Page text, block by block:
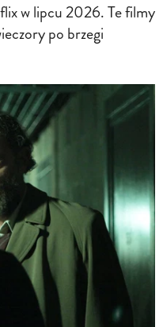
w lipcu 2026. Te filmy
po brzegi